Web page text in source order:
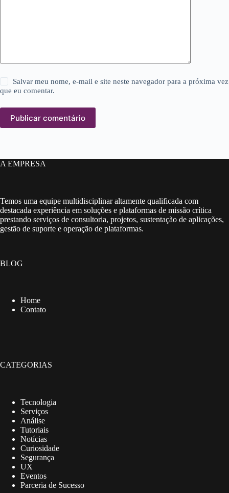
Salvar meu nome, e-mail e site neste navegador para a próxima vez
que eu comentar.
Publicar comentário
A EMPRESA
Temos uma equipe multidisciplinar altamente qualificada com
destacada experiência em soluções e plataformas de missão crítica
prestando serviços de consultoria, projetos, sustentação de aplicações,
gestão de suporte e operação de plataformas.
BLOG
Home
Contato
CATEGORIAS
Tecnologia
Serviços
Análise
Tutoriais
Notícias
Curiosidade
Segurança
UX
Eventos
Parceria de Sucesso